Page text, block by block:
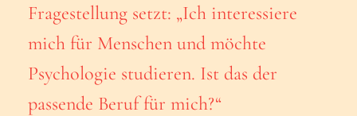
Fragestellung setzt: „Ich interessiere
mich für Menschen und möchte
Psychologie studieren. Ist das der
passende Beruf für mich?“